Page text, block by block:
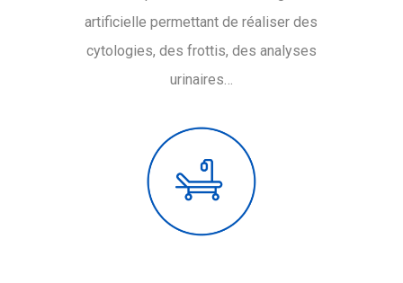
artificielle permettant de réaliser des
cytologies, des frottis, des analyses
urinaires…